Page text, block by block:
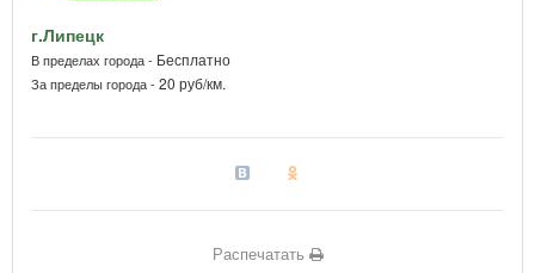
г.Липецк
В пределах города - Бесплатно
За пределы города - 20 руб/км.
Распечатать